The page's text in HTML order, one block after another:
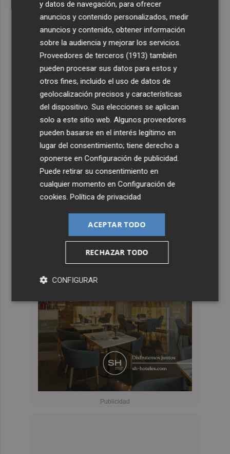
y datos de navegación, para ofrecer
anuncios y contenido personalizados, medir
anuncios y contenido, obtener información
sobre la audiencia y mejorar los servicios.
Proveedores de terceros (1913) también
pueden procesar sus datos para estos y
otros fines, incluido el uso de datos de
geolocalización precisos y características
del dispositivo. Sus elecciones se aplican
solo a este sitio web. Algunos proveedores
pueden basarse en el interés legítimo en
lugar del consentimiento; tiene derecho a
oponerse enConfiguración de publicidad
Puede retirar su consentimiento en
cualquier momento enConfiguración de
cookies .Política de privacidad
ACEPTAR TODO
RECHAZAR TODO
CONFIGURAR